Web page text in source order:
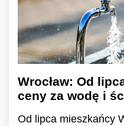
Wrocław: Od
ceny za wodę i
Od lipca mieszkańcy